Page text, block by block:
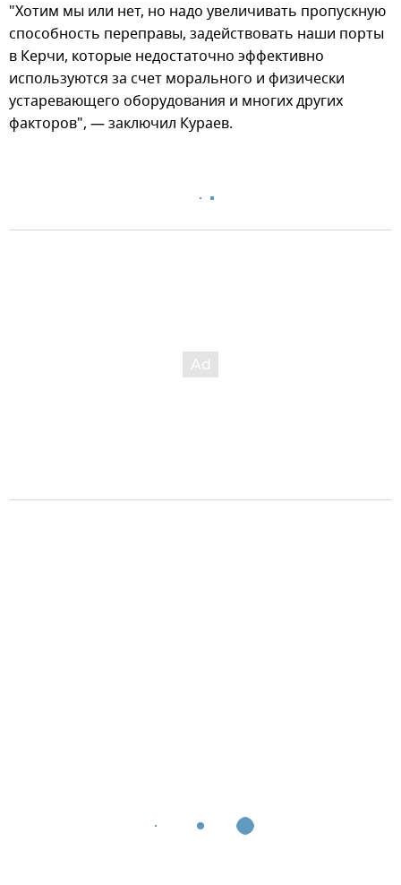
"Хотим мы или нет, но надо увеличивать пропускную
способность переправы, задействовать наши порты
в Керчи, которые недостаточно эффективно
используются за счет морального и физически
устаревающего оборудования и многих других
факторов", — заключил Кураев.